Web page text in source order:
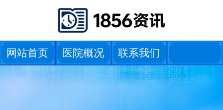
网站首页 医院概况 联系我们